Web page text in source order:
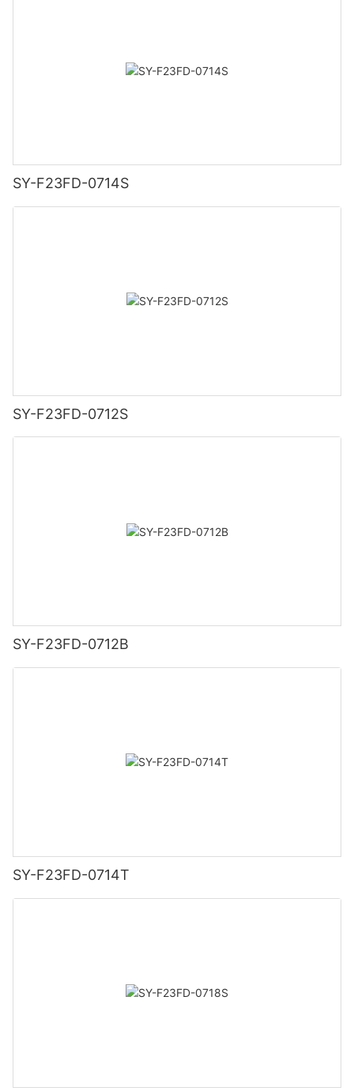
SY-F23FD-0714S
SY-F23FD-0712S
SY-F23FD-0712B
SY-F23FD-0714T